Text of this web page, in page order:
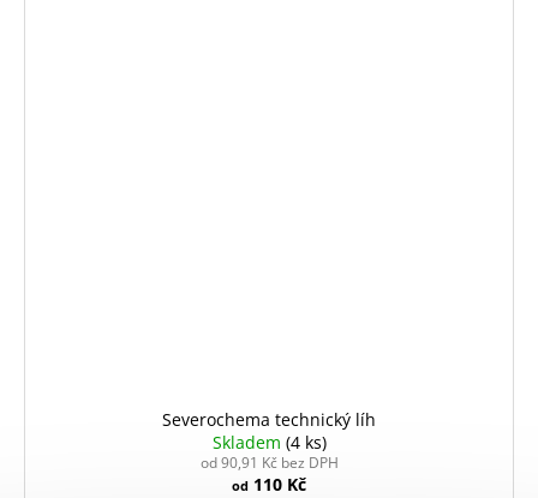
Severochema technický líh
Skladem (4 ks)
od 90,91 Kč bez DPH
od 110 Kč